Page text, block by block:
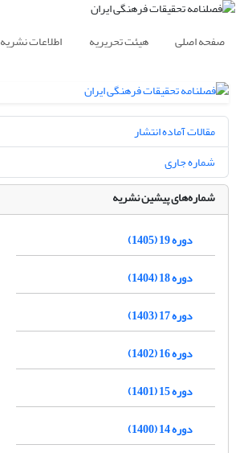
صفحه اصلی هیئت تحریریه اطلاعات نشریه
مقالات آماده انتشار
شماره جاری
شماره‌های پیشین نشریه
دوره 19 (1405)
دوره 18 (1404)
دوره 17 (1403)
دوره 16 (1402)
دوره 15 (1401)
دوره 14 (1400)